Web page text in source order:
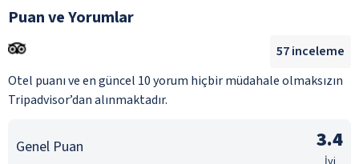
Puan ve Yorumlar
Otel puanı ve en güncel 10 yorum hiçbir müdahale olmaksızın
Tripadvisor’dan alınmaktadır.
57inceleme
Genel Puan 3.4